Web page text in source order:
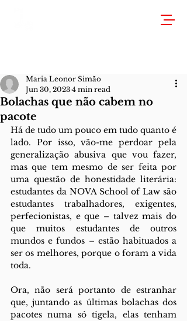
Bolachas que não cabem no
pacote
Maria Leonor Simão
Jun 30, 2023 4 min read
Há de tudo um pouco em tudo quanto é
lado. Por isso, vão-me perdoar pela
generalização abusiva que vou fazer,
mas que tem mesmo de ser feita por
uma questão de honestidade literária:
estudantes da NOVA School of Law são
estudantes trabalhadores, exigentes,
perfecionistas, e que – talvez mais do
que muitos estudantes de outros
mundos e fundos – estão habituados a
ser os melhores, porque o foram a vida
toda.
Ora, não será portanto de estranhar
que, juntando as últimas bolachas dos
pacotes numa só tigela, elas tenham